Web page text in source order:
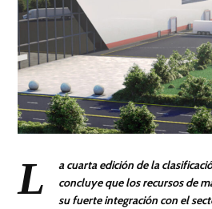
L
a cuarta edición de la
concluye que los recursos de
su fuerte integración con el